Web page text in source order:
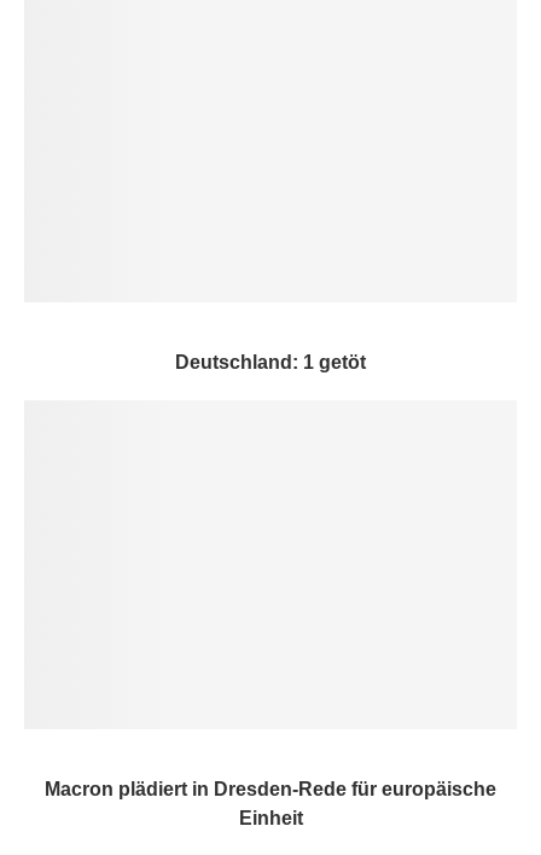
Deutschland: 1 getöt
Macron plädiert in Dresden-Rede für europäische
Einheit